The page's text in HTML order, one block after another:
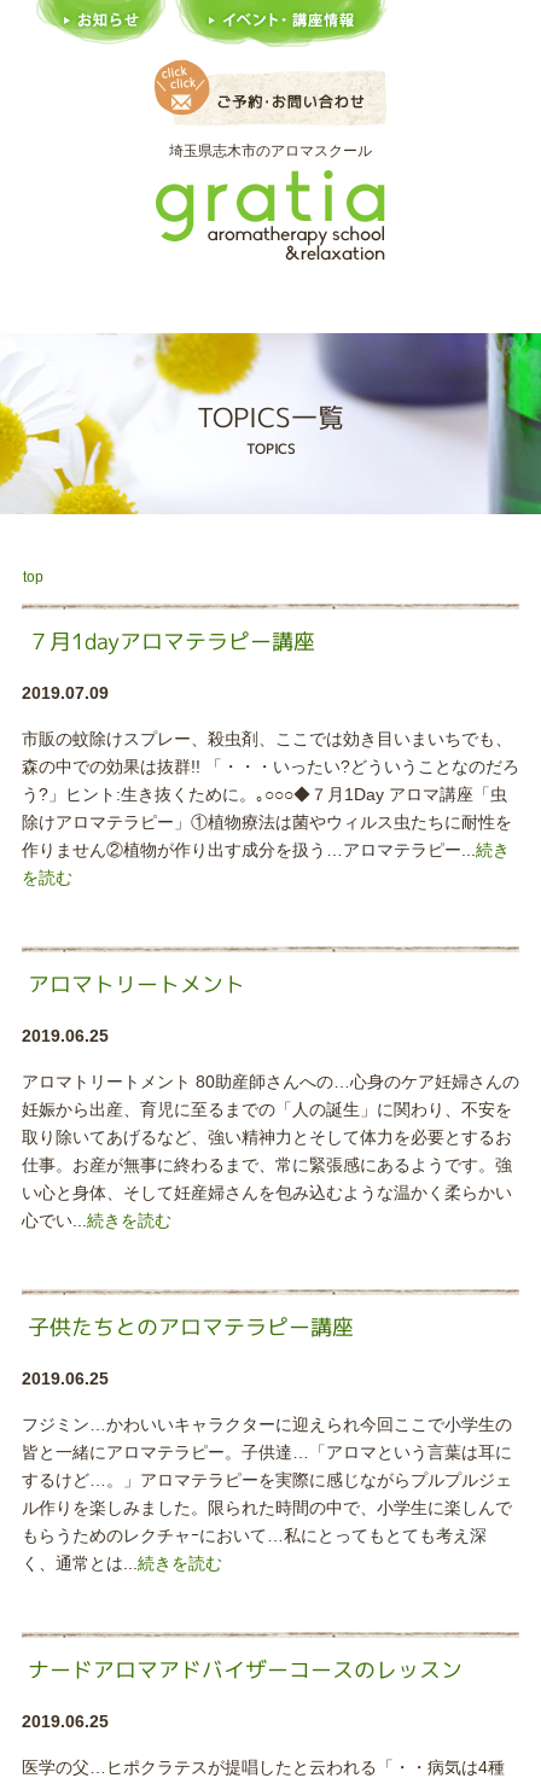
埼玉県志木市のアロマスクール
TOPICS一覧
TOPICS
top
７月1dayアロマテラピー講座
2019.07.09
市販の蚊除けスプレー、殺虫剤、ここでは効き目いまいちでも、
森の中での効果は抜群!! 「・・・いったい?どういうことなのだろ
う?」ヒント:生き抜くために。｡○○○◆７月1Day アロマ講座「虫
除けアロマテラピー」①植物療法は菌やウィルス虫たちに耐性を
作りません②植物が作り出す成分を扱う…アロマテラピー...続き
を読む
アロマトリートメント
2019.06.25
アロマトリートメント 80助産師さんへの…心身のケア妊婦さんの
妊娠から出産、育児に至るまでの「人の誕生」に関わり、不安を
取り除いてあげるなど、強い精神力とそして体力を必要とするお
仕事。お産が無事に終わるまで、常に緊張感にあるようです。強
い心と身体、そして妊産婦さんを包み込むような温かく柔らかい
心でい...続きを読む
子供たちとのアロマテラピー講座
2019.06.25
フジミン…かわいいキャラクターに迎えられ今回ここで小学生の
皆と一緒にアロマテラピー。子供達…「アロマという言葉は耳に
するけど…。」アロマテラピーを実際に感じながらプルプルジェ
ル作りを楽しみました。限られた時間の中で、小学生に楽しんで
もらうためのレクチャｰにおいて…私にとってもとても考え深
く、通常とは...続きを読む
ナードアロマアドバイザーコースのレッスン
2019.06.25
医学の父…ヒポクラテスが提唱したと云われる「・・病気は4種